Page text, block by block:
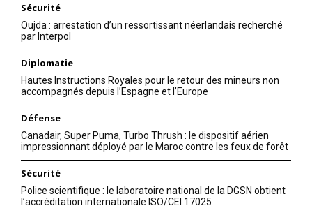
Sécurité
Oujda : arrestation d’un ressortissant néerlandais recherché
par Interpol
Diplomatie
Hautes Instructions Royales pour le retour des mineurs non
accompagnés depuis l’Espagne et l’Europe
Défense
Canadair, Super Puma, Turbo Thrush : le dispositif aérien
impressionnant déployé par le Maroc contre les feux de forêt
Sécurité
Police scientifique : le laboratoire national de la DGSN obtient
l’accréditation internationale ISO/CEI 17025